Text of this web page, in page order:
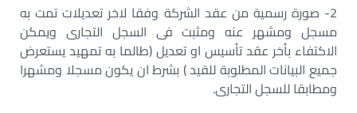
2- صورة رسمية من عقد الشركة وفقا لاخر تعديلات تمت به
مسجل ومشهر عنه ومثبت فى السجل التجارى ويمكن
الاكتفاء بأخر عقد تأسيس او تعديل (طالما به تمهيد يستعرض
جميع البيانات المطلوبة للقيد ) بشرط ان يكون مسجلا ومشهرا
ومطابقا للسجل التجارى.